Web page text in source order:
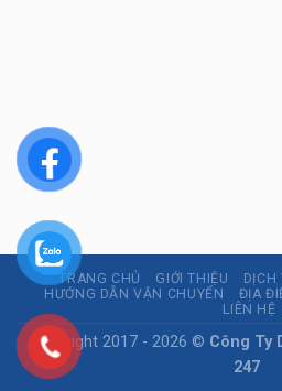
TRANG CHỦ GIỚI THIỆU DỊCH
HƯỚNG DẪN VẬN CHUYỂN
ĐỊA
LIÊN HỆ
Copyright 2017 - 2026 © Công Ty
247